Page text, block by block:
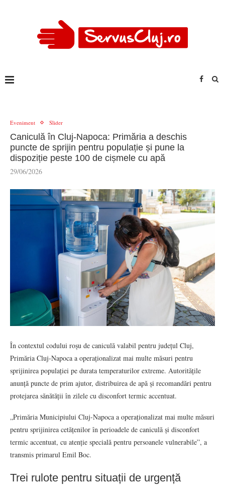
Eveniment Slider
Caniculă în Cluj-Napoca: Primăria a deschis
puncte de sprijin pentru populație și pune la
dispoziție peste 100 de cișmele cu apă
29/06/2026
În contextul codului roșu de caniculă valabil pentru județul Cluj,
Primăria Cluj-Napoca a operaționalizat mai multe măsuri pentru
sprijinirea populației pe durata temperaturilor extreme. Autoritățile
anunță puncte de prim ajutor, distribuirea de apă și recomandări pentru
protejarea sănătății în zilele cu disconfort termic accentuat.
„Primăria Municipiului Cluj-Napoca a operaționalizat mai multe măsuri
pentru sprijinirea cetățenilor în perioadele de caniculă și disconfort
termic accentuat, cu atenție specială pentru persoanele vulnerabile”, a
transmis primarul Emil Boc.
Trei rulote pentru situații de urgență